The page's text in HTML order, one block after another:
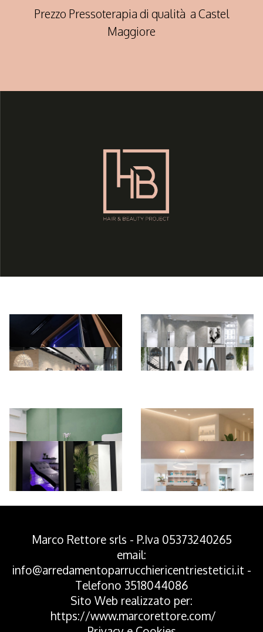
Prezzo Pressoterapia di qualità a Castel
Maggiore
Marco Rettore srls - P.Iva 05373240265
email:
info@arredamentoparrucchiericentriestetici.it -
Telefono 3518044086
Sito Web realizzato per:
https://www.marcorettore.com/